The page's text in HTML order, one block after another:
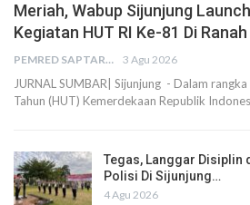
Meriah, Wabup Sijunjung
Kegiatan HUT RI Ke-81 Di
PEMRED SAPTARIUS 3 Agu 2026
JURNAL SUMBAR| Sijunjung - Dalam
Tahun (HUT) Kemerdekaan Republik
Tegas, Langgar Disiplin
Polisi Di Sijunjung…
4 Agu 2026